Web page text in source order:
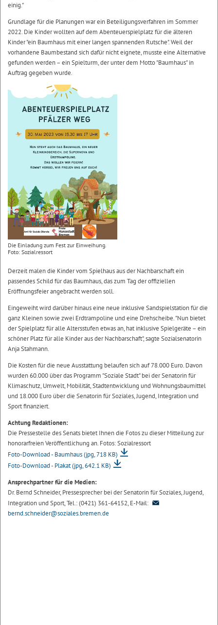
einig."
Grundlage für die Planungen war ein Beteiligungsverfahren im Sommer
2022. Die Kinder wollten auf dem Abenteuerspielplatz für die älteren
Kinder "ein Baumhaus mit einer langen spannenden Rutsche". Weil der
vorhandene Baumbestand sich dafür nicht eignete, musste eine Alternative
gefunden werden – ein Spielturm, der unter dem Motto "Baumhaus" in
Auftrag gegeben wurde.
Die Einladung zum Fest zur Einweihung.
Foto: Sozialressort
Derzeit malen die Kinder vom Spielhaus aus der Nachbarschaft ein
passendes Schild für das Baumhaus, das zum Tag der offiziellen
Eröffnungsfeier angebracht werden soll.
Eingeweiht wird darüber hinaus eine neue inklusive Sandspielstation für die
ganz Kleinen sowie zwei Erdtrampoline und eine Drehscheibe. "Nun bietet
der Spielplatz für alle Altersstufen etwas an, hat inklusive Spielgeräte – ein
schöner Platz für alle Kinder aus der Nachbarschaft", sagte Sozialsenatorin
Anja Stahmann.
Die Kosten für die neue Ausstattung belaufen sich auf 78.000 Euro. Davon
wurden 60.000 über das Programm "Soziale Stadt" bei der Senatorin für
Klimaschutz, Umwelt, Mobilität, Stadtentwicklung und Wohnungsbaumittel
und 18.000 Euro über die Senatorin für Soziales, Jugend, Integration und
Sport finanziert.
Achtung Redaktionen:
Die Pressestelle des Senats bietet Ihnen die Fotos zu dieser Mitteilung zur
honorarfreien Veröffentlichung an. Fotos: Sozialressort
Foto-Download - Baumhaus(jpg, 718 KB)
Foto-Download - Plakat(jpg, 642.1 KB)
Ansprechpartner für die Medien:
Dr. Bernd Schneider, Pressesprecher bei der Senatorin für Soziales, Jugend,
Integration und Sport, Tel.: (0421) 361-64152, E-Mail:
bernd.schneider@soziales.bremen.de